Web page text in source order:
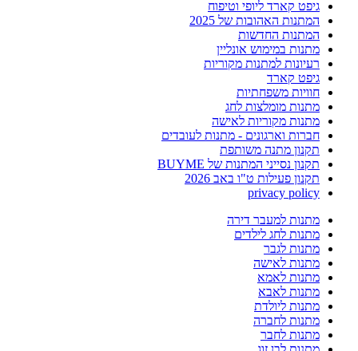
גיפט קארד ליופי וטיפוח
המתנות האהובות של 2025
המתנות החדשות
מתנות במימוש אונליין
רעיונות למתנות מקוריות
גיפט קארד
חוויות משפחתיות
מתנות מומלצות לחג
מתנות מקוריות לאישה
חברות וארגונים - מתנות לעובדים
תקנון מתנה משותפת
תקנון נסייני המתנות של BUYME
תקנון פעילות ט"ו באב 2026
privacy policy
מתנות למעבר דירה
מתנות לחג לילדים
מתנות לגבר
מתנות לאישה
מתנות לאמא
מתנות לאבא
מתנות ליולדת
מתנות לחברה
מתנות לחבר